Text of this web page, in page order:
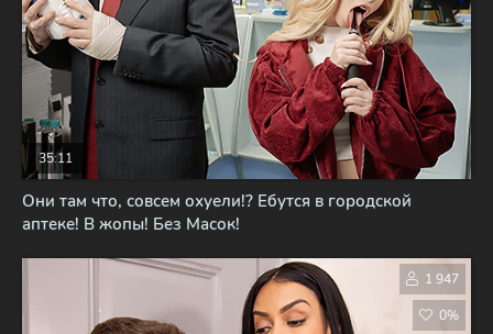
Они там что, совсем охуели!? Ебутся в городской
аптеке! В жопы! Без Масок!
35:11
1 947
0%